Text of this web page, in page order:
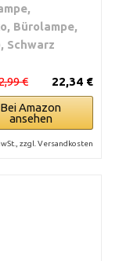
Bürolampe,
Schwarz
22,34 €
€
Bei Amazon
ansehen
zzgl. Versandkosten